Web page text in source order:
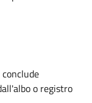
o registro